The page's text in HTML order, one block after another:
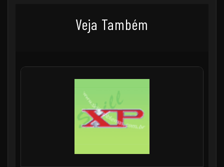
Veja Também